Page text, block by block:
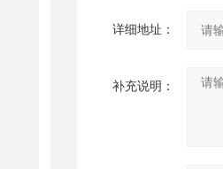
详细地址：
补充说明：